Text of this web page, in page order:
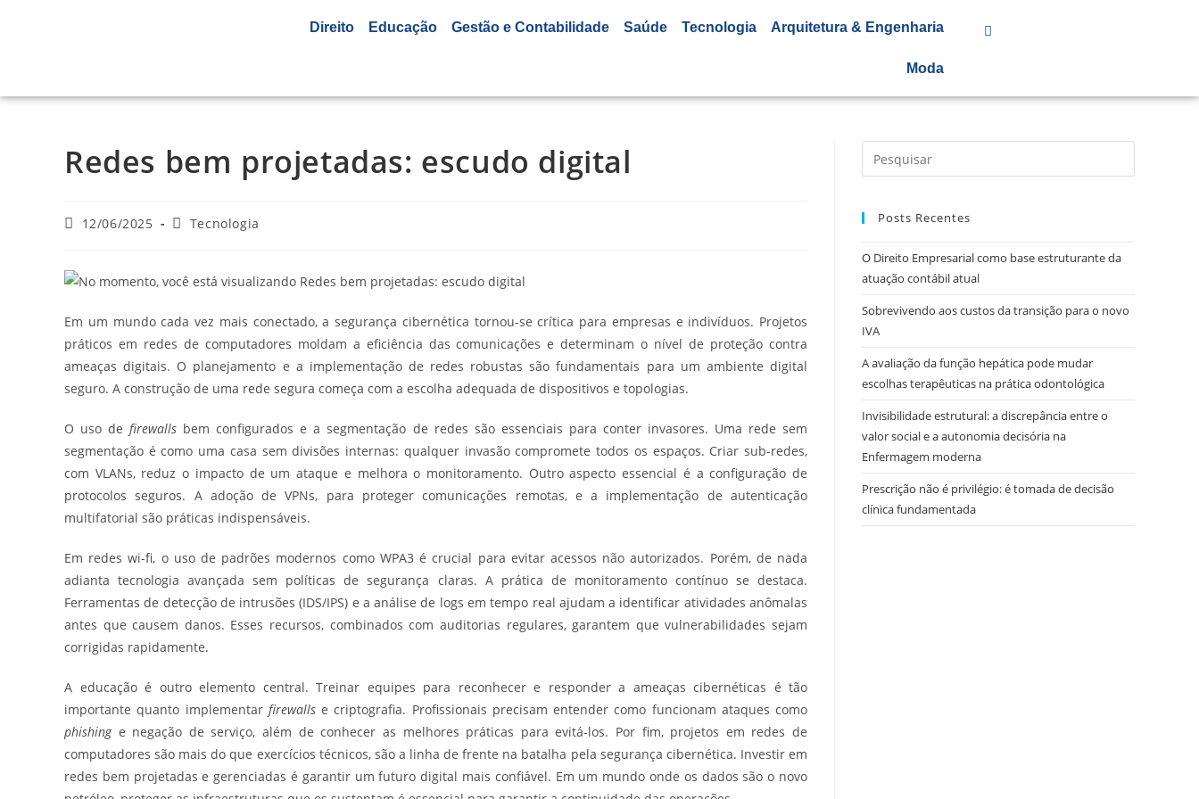
Direito Educação Gestão e Contabilidade Saúde Tecnologia Arquitetura & Engenharia
Moda
Redes bem projetadas: escudo digital
12/06/2025 Tecnologia
Em um mundo cada vez mais conectado, a segurança cibernética tornou-se crítica para empresas e indivíduos. Projetos
práticos em redes de computadores moldam a eficiência das comunicações e determinam o nível de proteção contra
ameaças digitais. O planejamento e a implementação de redes robustas são fundamentais para um ambiente digital
seguro. A construção de uma rede segura começa com a escolha adequada de dispositivos e topologias.
O uso defirewalls bem configurados e a segmentação de redes são essenciais para conter invasores. Uma rede sem
segmentação é como uma casa sem divisões internas: qualquer invasão compromete todos os espaços. Criar sub-redes,
com VLANs, reduz o impacto de um ataque e melhora o monitoramento. Outro aspecto essencial é a configuração de
protocolos seguros. A adoção de VPNs, para proteger comunicações remotas, e a implementação de autenticação
multifatorial são práticas indispensáveis.
Em redes wi-fi, o uso de padrões modernos como WPA3 é crucial para evitar acessos não autorizados. Porém, de nada
adianta tecnologia avançada sem políticas de segurança claras. A prática de monitoramento contínuo se destaca.
Ferramentas de detecção de intrusões (IDS/IPS) e a análise de logs em tempo real ajudam a identificar atividades anômalas
antes que causem danos. Esses recursos, combinados com auditorias regulares, garantem que vulnerabilidades sejam
corrigidas rapidamente.
A educação é outro elemento central. Treinar equipes para reconhecer e responder a ameaças cibernéticas é tão
importante quanto implementar firewallse criptografia. Profissionais precisam entender como funcionam ataques como
phishinge negação de serviço, além de conhecer as melhores práticas para evitá-los. Por fim, projetos em redes de
computadores são mais do que exercícios técnicos, são a linha de frente na batalha pela segurança cibernética. Investir em
redes bem projetadas e gerenciadas é garantir um futuro digital mais confiável. Em um mundo onde os dados são o novo
Posts Recentes
O Direito Empresarial como base estruturante da
atuação contábil atual
Sobrevivendo aos custos da transição para o novo
IVA
A avaliação da função hepática pode mudar
escolhas terapêuticas na prática odontológica
Invisibilidade estrutural: a discrepância entre o
valor social e a autonomia decisória na
Enfermagem moderna
Prescrição não é privilégio: é tomada de decisão
clínica fundamentada